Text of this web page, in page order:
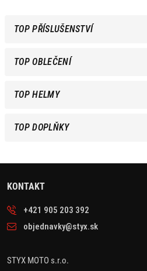
TOP PŘÍSLUŠENSTVÍ
TOP OBLEČENÍ
TOP HELMY
TOP DOPLŇKY
KONTAKT
+421 905 203 392
objednavky@styx.sk
STYX MOTO s.r.o.